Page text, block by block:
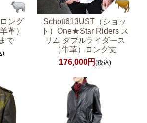
ング
革）
で
)
Schott613UST（ショッ
ト）One★Star Riders ス
リム ダブルライダース
（牛革）ロング丈
176,000円 (税込)